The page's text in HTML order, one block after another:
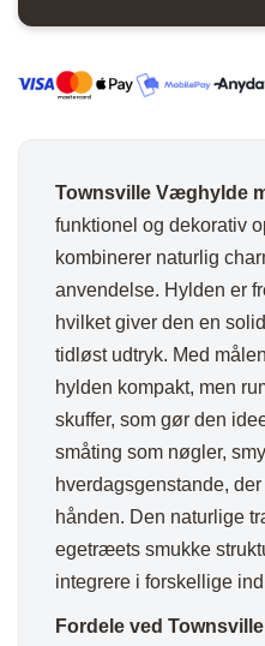
Natur
Townsville Væghylde
funktionel og dekorativ
kombinerer naturlig
anvendelse. Hylden er
hvilket giver den en
tidløst udtryk. Med
hylden kompakt, men
skuffer, som gør den
småting som nøgler,
hverdagsgenstande,
hånden. Den naturlige
egetræets smukke
integrere i forskellige
Fordele ved